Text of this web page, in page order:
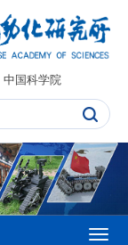
中国科学院